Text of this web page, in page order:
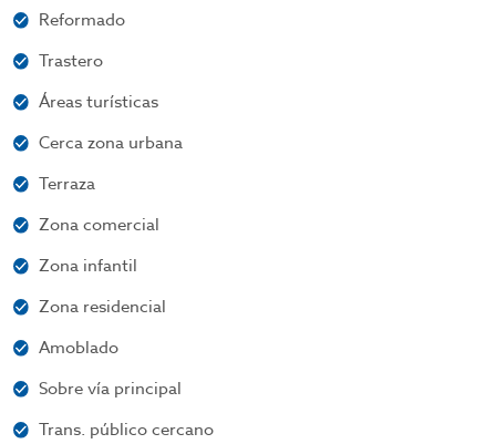
Reformado
Trastero
Áreas turísticas
Cerca zona urbana
Terraza
Zona comercial
Zona infantil
Zona residencial
Amoblado
Sobre vía principal
Trans. público cercano